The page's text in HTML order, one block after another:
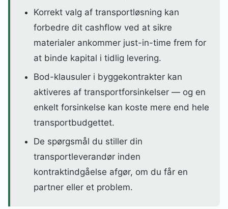
Korrekt valg af transportløsning kan
forbedre dit cashflow ved at sikre
materialer ankommer just-in-time frem for
at binde kapital i tidlig levering.
Bod-klausuler i byggekontrakter kan
aktiveres af transportforsinkelser — og en
enkelt forsinkelse kan koste mere end hele
transportbudgettet.
De spørgsmål du stiller din
transportleverandør inden
kontraktindgåelse afgør, om du får en
partner eller et problem.